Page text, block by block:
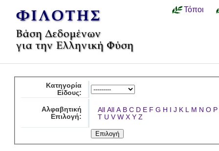
Τόποι
Κατηγορία
Είδους:
Αλφαβητική
Επιλογή:
All All A B C D E F G H I J K L M N O P
T U V W X Y Z